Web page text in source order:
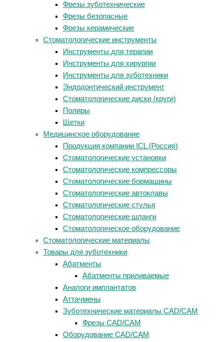
Фрезы зуботехнические
Фрезы безопасные
Фрезы керамические
Стоматологические инструменты
Инструменты для терапии
Инструменты для хирургии
Инструменты для зуботехники
Эндодонтический инструмент
Стоматологические диски (круги)
Полиры
Щетки
Медицинское оборудование
Продукция компании ICL (Россия)
Стоматологические установки
Стоматологические компрессоры
Стоматологические бормашины
Стоматологические автоклавы
Стоматологические стулья
Стоматологические шланги
Стоматологическое оборудование
Стоматологические материалы
Товары для зуботехники
Абатменты
Абатменты приливаемые
Аналоги имплантатов
Аттачмены
Зуботехнические материалы CAD/CAM
Фрезы CAD/CAM
Оборудование CAD/CAM